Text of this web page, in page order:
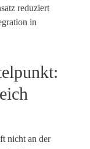
reduziert
in
nicht an der